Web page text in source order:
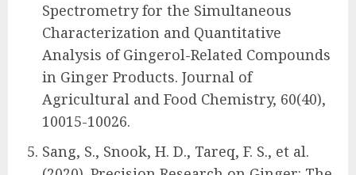
Spectrometry for the Simultaneous
Characterization and Quantitative
Analysis of Gingerol-Related Compounds
in Ginger Products. Journal of
Agricultural and Food Chemistry, 60(40),
10015-10026.
Sang, S., Snook, H. D., Tareq, F. S., et al.